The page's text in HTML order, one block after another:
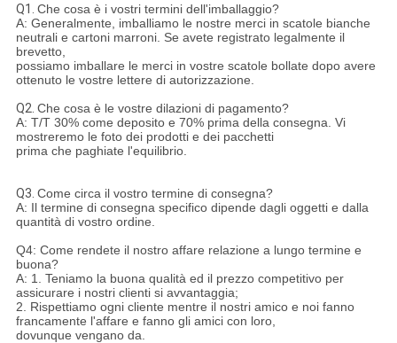
Q1. Che cosa è i vostri termini dell'imballaggio?
A: Generalmente, imballiamo le nostre merci in scatole bianche
neutrali e cartoni marroni. Se avete registrato legalmente il
brevetto,
possiamo imballare le merci in vostre scatole bollate dopo avere
ottenuto le vostre lettere di autorizzazione.
Q2. Che cosa è le vostre dilazioni di pagamento?
A: T/T 30% come deposito e 70% prima della consegna. Vi
mostreremo le foto dei prodotti e dei pacchetti
prima che paghiate l'equilibrio.
Q3. Come circa il vostro termine di consegna?
A: Il termine di consegna specifico dipende dagli oggetti e dalla
quantità di vostro ordine.
Q4: Come rendete il nostro affare relazione a lungo termine e
buona?
A: 1. Teniamo la buona qualità ed il prezzo competitivo per
assicurare i nostri clienti si avvantaggia;
2. Rispettiamo ogni cliente mentre il nostri amico e noi fanno
francamente l'affare e fanno gli amici con loro,
dovunque vengano da.